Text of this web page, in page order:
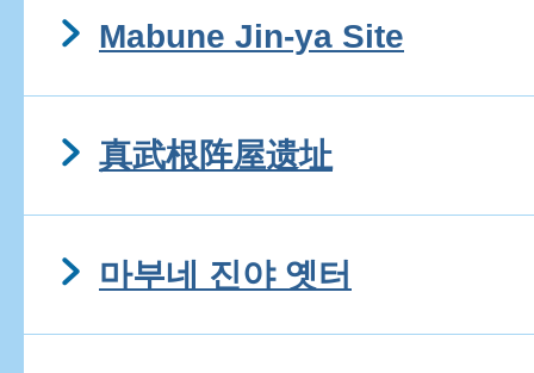
Mabune Jin-ya Site
真武根阵屋遗址
마부네 진야 옛터